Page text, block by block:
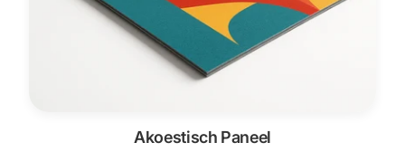
Akoestisch Paneel